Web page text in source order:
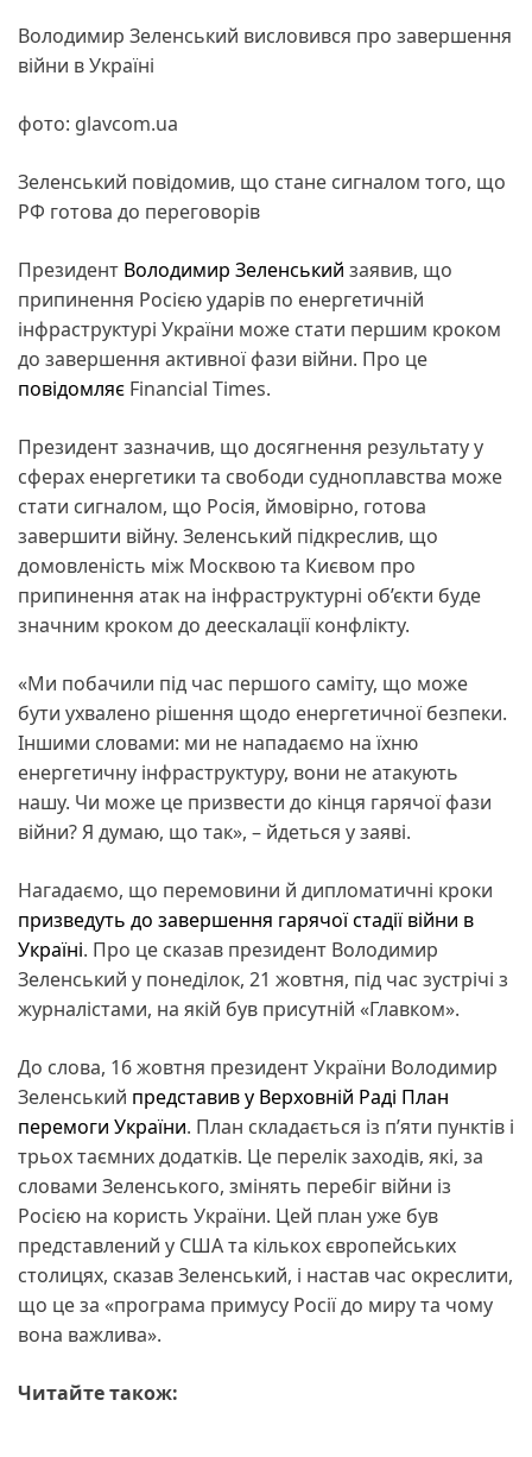
Володимир Зеленський висловився про завершення
війни в Україні
фото: glavcom.ua
Зеленський повідомив, що стане сигналом того, що
РФ готова до переговорів
Президент Володимир Зеленський заявив, що
припинення Росією ударів по енергетичній
інфраструктурі України може стати першим кроком
до завершення активної фази війни. Про це
повідомляє Financial Times.
Президент зазначив, що досягнення результату у
сферах енергетики та свободи судноплавства може
стати сигналом, що Росія, ймовірно, готова
завершити війну. Зеленський підкреслив, що
домовленість між Москвою та Києвом про
припинення атак на інфраструктурні об’єкти буде
значним кроком до деескалації конфлікту.
«Ми побачили під час першого саміту, що може
бути ухвалено рішення щодо енергетичної безпеки.
Іншими словами: ми не нападаємо на їхню
енергетичну інфраструктуру, вони не атакують
нашу. Чи може це призвести до кінця гарячої фази
війни? Я думаю, що так», – йдеться у заяві.
Нагадаємо, що перемовини й дипломатичні кроки
призведуть до завершення гарячої стадії війни в
Україні. Про це сказав президент Володимир
Зеленський у понеділок, 21 жовтня, під час зустрічі з
журналістами, на якій був присутній «Главком».
До слова, 16 жовтня президент України Володимир
Зеленський представив у Верховній Раді План
перемоги України. План складається із п’яти пунктів і
трьох таємних додатків. Це перелік заходів, які, за
словами Зеленського, змінять перебіг війни із
Росією на користь України. Цей план уже був
представлений у США та кількох європейських
столицях, сказав Зеленський, і настав час окреслити,
що це за «програма примусу Росії до миру та чому
вона важлива».
Читайте також: